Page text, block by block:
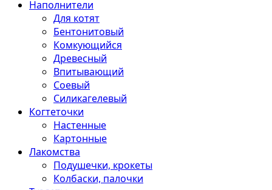
Наполнители
Для котят
Бентонитовый
Комкующийся
Древесный
Впитывающий
Соевый
Силикагелевый
Когтеточки
Настенные
Картонные
Лакомства
Подушечки, крокеты
Колбаски, палочки